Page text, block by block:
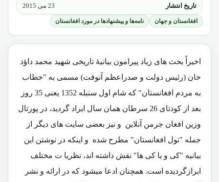
تاریخ انتشار 23 می 2015
افغانستان و جهان نامه‌ها و پیشنهادها در مورد افغانستان
اخیراً بحث های زیاد پیرامون بیانیۀ تاریخی شهید محمد داؤد
خان (رئیس دولت و صدراعظم آنوقت) مسمی به "خطاب
به مردم افغانستان" که شام اول سنبله 1352 یعنی 35 روز
بعد از کودتای 26 سرطان همان سال ایراد گردید، در پورتال
وزین افغان جرمن آنلاین و نیز بعضی سایت های دیگر از
جمله "تول افغانستان" مطرح شده و اینکه در نوشتن این
بیانیه "کی و یا کی ها" نقش داشته اند، نظریا ت مختلف
ابرازگردیده است. همچنان ادعا میشود که در ارائه و نشر